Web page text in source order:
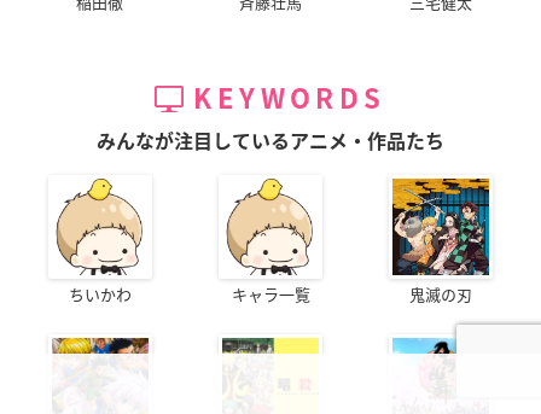
KEYWORDS
みんなが注目しているアニメ・作品たち
ちいかわ キャラ一覧 鬼滅の刃